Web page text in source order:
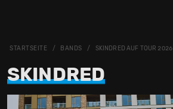
STARTSEITE BANDS SKINDRED AUF TOUR 2026
SKINDRED